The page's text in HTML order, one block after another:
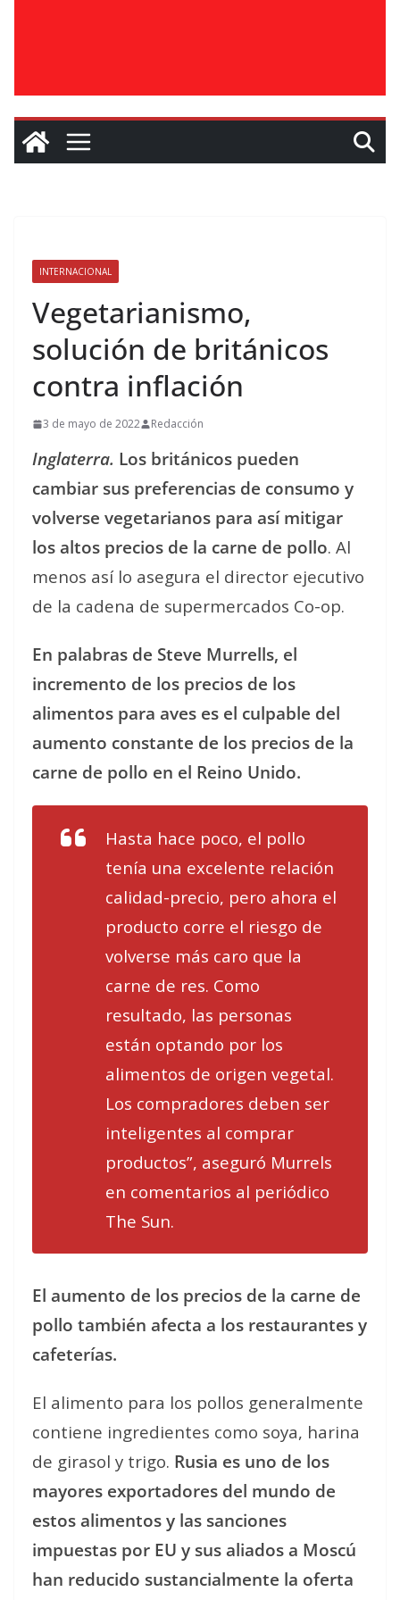
INTERNACIONAL
Vegetarianismo,
solución de británicos
contra inflación
3 de mayo de 2022 Redacción
Inglaterra. Los británicos pueden
cambiar sus preferencias de consumo y
volverse vegetarianos para así mitigar
los altos precios de la carne de pollo. Al
menos así lo asegura el director ejecutivo
de la cadena de supermercados Co-op.
En palabras de Steve Murrells, el
incremento de los precios de los
alimentos para aves es el culpable del
aumento constante de los precios de la
carne de pollo en el Reino Unido.
Hasta hace poco, el pollo
tenía una excelente relación
calidad-precio, pero ahora el
producto corre el riesgo de
volverse más caro que la
carne de res. Como
resultado, las personas
están optando por los
alimentos de origen vegetal.
Los compradores deben ser
inteligentes al comprar
productos”, aseguró Murrels
en comentarios al periódico
The Sun.
El aumento de los precios de la carne de
pollo también afecta a los restaurantes y
cafeterías.
El alimento para los pollos generalmente
contiene ingredientes como soya, harina
de girasol y trigo. Rusia es uno de los
mayores exportadores del mundo de
estos alimentos y las sanciones
impuestas por EU y sus aliados a Moscú
han reducido sustancialmente la oferta